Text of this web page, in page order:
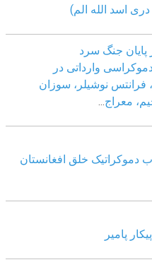
دری اسد الله الم)
جنگ سرد
وارداتی در
فرانتس نوشیلر، سوزان
معراج
دموکراتیک خلق افغانستان
پامیر